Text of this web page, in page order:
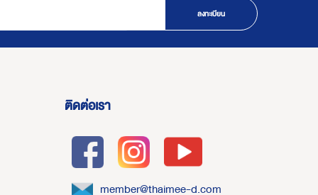
ลงทะเบียน
ติดต่อเรา
member@thaimee-d.com